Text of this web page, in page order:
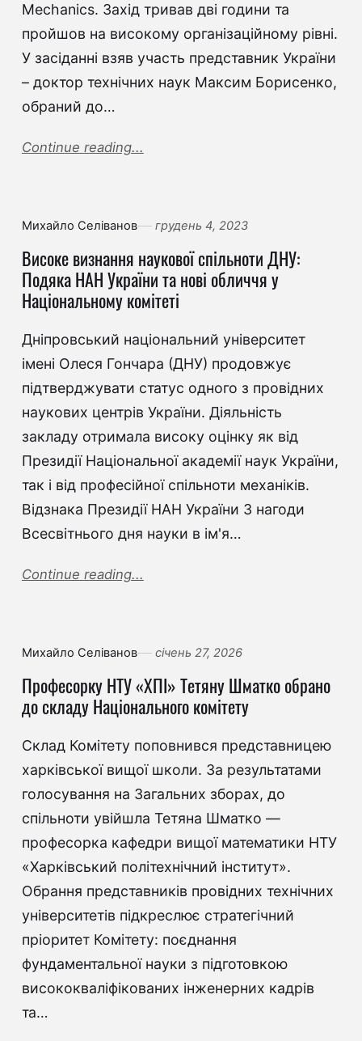
Mechanics. Захід тривав дві години та
пройшов на високому організаційному рівні.
У засіданні взяв участь представник України
– доктор технічних наук Максим Борисенко,
обраний до…
Continue reading...
Михайло Селіванов грудень 4, 2023
Високе визнання наукової спільноти ДНУ:
Подяка НАН України та нові обличчя у
Національному комітеті
Дніпровський національний університет
імені Олеся Гончара (ДНУ) продовжує
підтверджувати статус одного з провідних
наукових центрів України. Діяльність
закладу отримала високу оцінку як від
Президії Національної академії наук України,
так і від професійної спільноти механіків.
Відзнака Президії НАН України З нагоди
Всесвітнього дня науки в ім'я…
Continue reading...
Михайло Селіванов січень 27, 2026
Професорку НТУ «ХПІ» Тетяну Шматко обрано
до складу Національного комітету
Склад Комітету поповнився представницею
харківської вищої школи. За результатами
голосування на Загальних зборах, до
спільноти увійшла Тетяна Шматко —
професорка кафедри вищої математики НТУ
«Харківський політехнічний інститут».
Обрання представників провідних технічних
університетів підкреслює стратегічний
пріоритет Комітету: поєднання
фундаментальної науки з підготовкою
висококваліфікованих інженерних кадрів
та…